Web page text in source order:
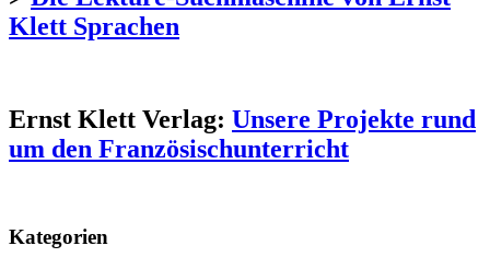
Klett Sprachen
Ernst Klett Verlag: Unsere Projekte rund
um den Französischunterricht
Kategorien